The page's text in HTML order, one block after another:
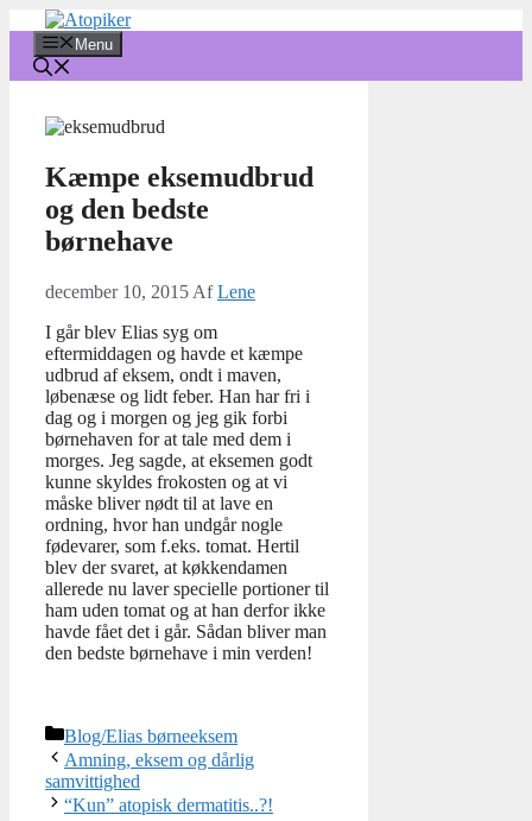
indhold
Menu
Kæmpe eksemudbrud
og den bedste
børnehave
december 10, 2015 AfLene
I går blev Elias syg om
eftermiddagen og havde et kæmpe
udbrud af eksem, ondt i maven,
løbenæse og lidt feber. Han har fri i
dag og i morgen og jeg gik forbi
børnehaven for at tale med dem i
morges. Jeg sagde, at eksemen godt
kunne skyldes frokosten og at vi
måske bliver nødt til at lave en
ordning, hvor han undgår nogle
fødevarer, som f.eks. tomat. Hertil
blev der svaret, at køkkendamen
allerede nu laver specielle portioner til
ham uden tomat og at han derfor ikke
havde fået det i går. Sådan bliver man
den bedste børnehave i min verden!
Kategorier
Blog/Elias børneeksem
Amning, eksem og dårlig
samvittighed
“Kun” atopisk dermatitis..?!